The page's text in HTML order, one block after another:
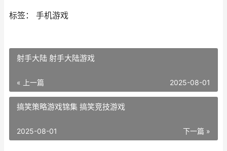
标签： 手机游戏
射手大陆 射手大陆游戏
« 上一篇 2025-08-01
搞笑策略游戏锦集 搞笑竞技游戏
下一篇 »
2025-08-01